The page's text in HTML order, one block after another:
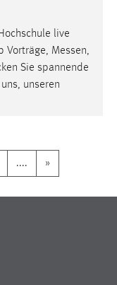
live
Vorträge, Messen,
Sie spannende
unseren
.... »